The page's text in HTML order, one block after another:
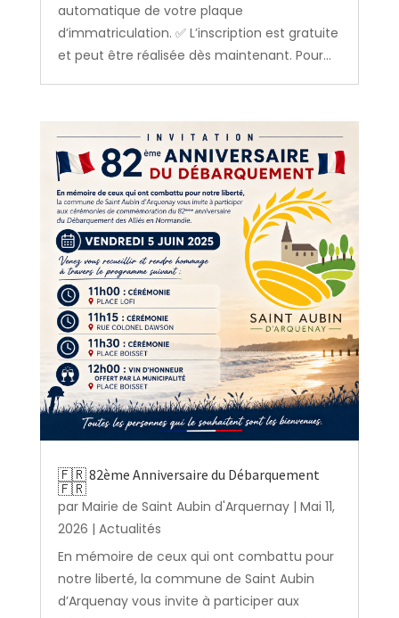
automatique de votre plaque
d’immatriculation. ✅ L’inscription est gratuite
et peut être réalisée dès maintenant. Pour...
🇫🇷 82ème Anniversaire du Débarquement
🇫🇷
par Mairie de Saint Aubin d'Arquernay| Mai 11,
2026 | Actualités
En mémoire de ceux qui ont combattu pour
notre liberté, la commune de Saint Aubin
d’Arquenay vous invite à participer aux